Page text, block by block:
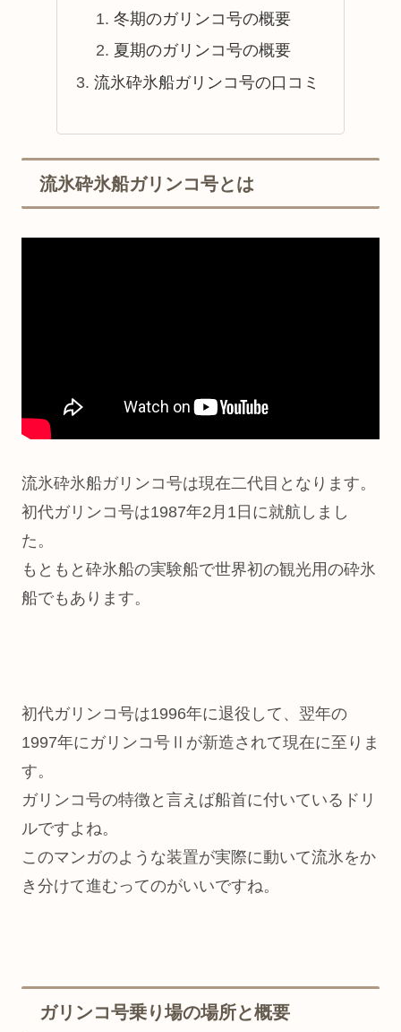
冬期のガリンコ号の概要
夏期のガリンコ号の概要
流氷砕氷船ガリンコ号の口コミ
流氷砕氷船ガリンコ号とは
流氷砕氷船ガリンコ号は現在二代目となります。
初代ガリンコ号は1987年2月1日に就航しまし
た。
もともと砕氷船の実験船で世界初の観光用の砕氷
船でもあります。
初代ガリンコ号は1996年に退役して、翌年の
1997年にガリンコ号Ⅱが新造されて現在に至りま
す。
ガリンコ号の特徴と言えば船首に付いているドリ
ルですよね。
このマンガのような装置が実際に動いて流氷をか
き分けて進むってのがいいですね。
ガリンコ号乗り場の場所と概要